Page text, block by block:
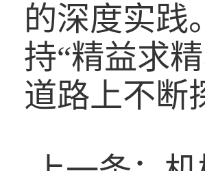
的深度实践
持“精益求
道路上不断